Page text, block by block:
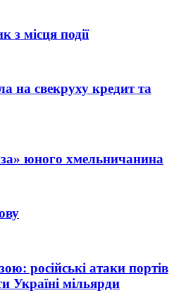
з місця події
на свекруху кредит та
юного хмельничанина
російські атаки портів
Україні мільярди